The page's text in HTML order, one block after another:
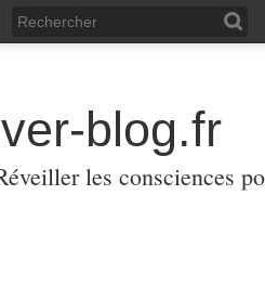
blog.fr
les consciences